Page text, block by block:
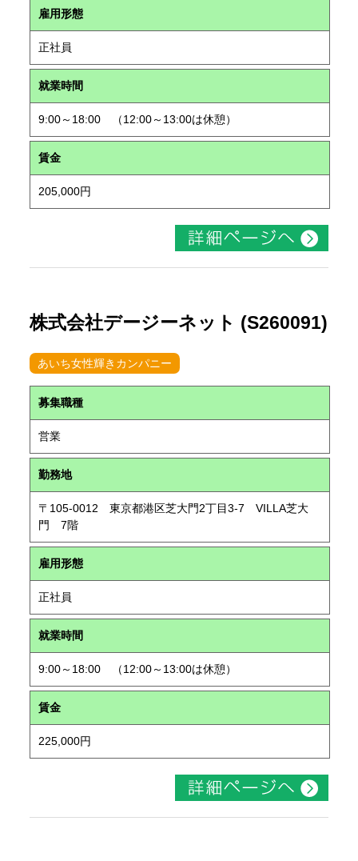
雇用形態
正社員
就業時間
9:00～18:00 （12:00～13:00は休憩）
賃金
205,000円
株式会社デージーネット (S260091)
あいち女性輝きカンパニー
募集職種
営業
勤務地
〒105-0012 東京都港区芝大門2丁目3-7 VILLA芝大
門 7階
雇用形態
正社員
就業時間
9:00～18:00 （12:00～13:00は休憩）
賃金
225,000円